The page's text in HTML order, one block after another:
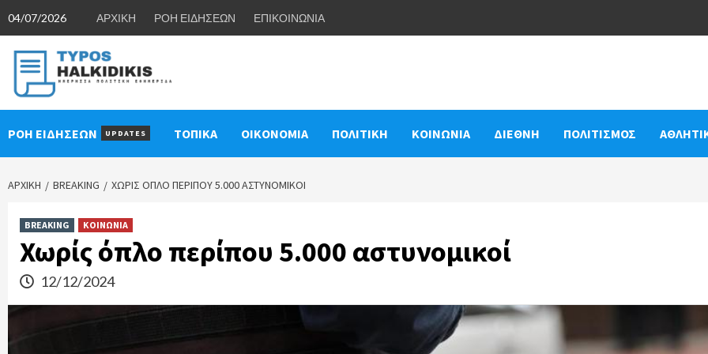
content
04/07/2026 ΑΡΧΙΚΗ ΡΟΗ ΕΙΔΗΣΕΩΝ ΕΠΙΚΟΙΝΩΝΙΑ
ΡΟΗ ΕΙΔΗΣΕΩΝ UPDATES ΤΟΠΙΚΑ ΟΙΚΟΝΟΜΙΑ ΠΟΛΙΤΙΚΗ ΚΟΙΝΩΝΙΑ ΔΙΕΘΝΗ ΠΟΛΙΤΙΣΜΟΣ
ΑΡΧΙΚΉ BREAKING ΧΩΡΊΣ ΌΠΛΟ ΠΕΡΊΠΟΥ 5.000 ΑΣΤΥΝΟΜΙΚΟΊ
BREAKING ΚΟΙΝΩΝΙΑ
Χωρίς όπλο περίπου 5.000 αστυνομικοί
12/12/2024